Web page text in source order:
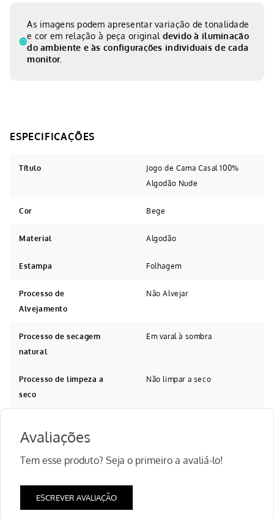
As imagens podem apresentar variação de tonalidade
e cor em relação à peça original devido à iluminação
do ambiente e às configurações individuais de cada
monitor.
Título
Jogo de Cama Casal 100%
Algodão Nude
Cor Bege
Material Algodão
Estampa Folhagem
Processo de
Alvejamento
Não Alvejar
Processo de secagem
natural
Em varal à sombra
Processo de limpeza a
seco
Não limpar a seco
Avaliações
Tem esse produto? Seja o primeiro a avaliá-lo!
ESCREVER AVALIAÇÃO